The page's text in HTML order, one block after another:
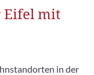
Eifel mit
in der